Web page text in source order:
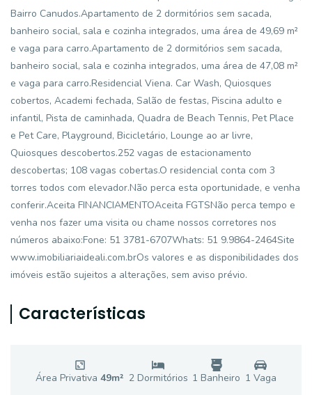
Bairro Canudos.Apartamento de 2 dormitórios sem sacada,
banheiro social, sala e cozinha integrados, uma área de 49,69 m²
e vaga para carro.Apartamento de 2 dormitórios sem sacada,
banheiro social, sala e cozinha integrados, uma área de 47,08 m²
e vaga para carro.Residencial Viena. Car Wash, Quiosques
cobertos, Academi fechada, Salão de festas, Piscina adulto e
infantil, Pista de caminhada, Quadra de Beach Tennis, Pet Place
e Pet Care, Playground, Bicicletário, Lounge ao ar livre,
Quiosques descobertos.252 vagas de estacionamento
descobertas; 108 vagas cobertas.O residencial conta com 3
torres todos com elevador.Não perca esta oportunidade, e venha
conferir.Aceita FINANCIAMENTOAceita FGTSNão perca tempo e
venha nos fazer uma visita ou chame nossos corretores nos
números abaixo:Fone: 51 3781-6707Whats: 51 9.9864-2464Site
www.imobiliariaideali.com.brOs valores e as disponibilidades dos
imóveis estão sujeitos a alterações, sem aviso prévio.
Características
Área Privativa49m² 2Dormitórios 1 Banheiro 1 Vaga